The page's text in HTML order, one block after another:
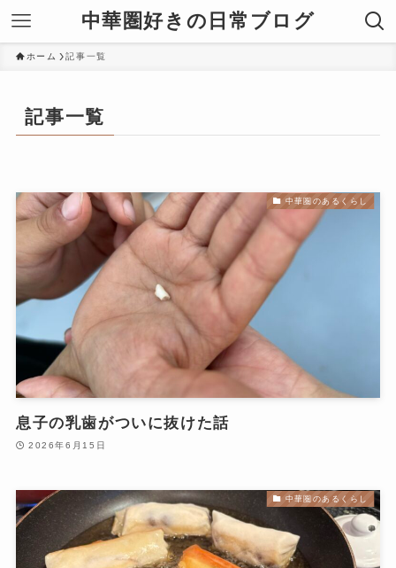
中華圏好きの日常ブログ
ホーム 記事一覧
記事一覧
中華圏のあるくらし
息子の乳歯がついに抜けた話
2026年6月15日
中華圏のあるくらし